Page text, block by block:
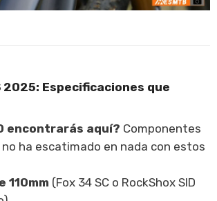
2025: Especificaciones que
encontrarás aquí? Componentes
no ha escatimado en nada con estos
110mm (Fox 34 SC o RockShox SID